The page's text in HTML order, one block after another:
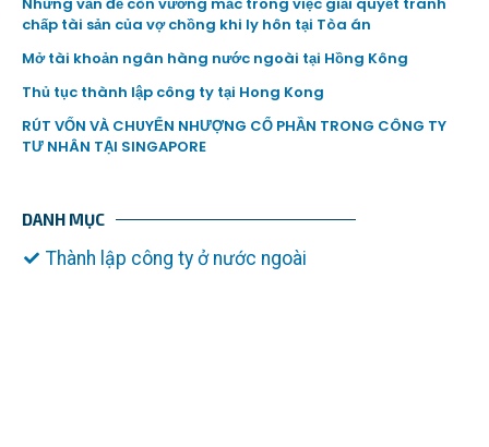
chấp tài sản của vợ chồng khi ly hôn tại Tòa án
Mở tài khoản ngân hàng nước ngoài tại Hồng Kông
Thủ tục thành lập công ty tại Hong Kong
RÚT VỐN VÀ CHUYỂN NHƯỢNG CỔ PHẦN TRONG CÔNG TY
TƯ NHÂN TẠI SINGAPORE
DANH MỤC
Thành lập công ty ở nước ngoài